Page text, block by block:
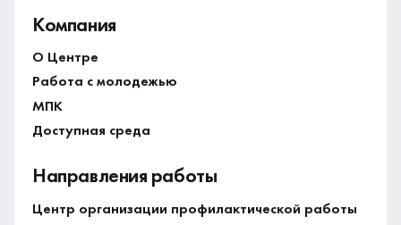
Компания
О Центре
Работа с молодежью
МПК
Доступная среда
Направления работы
Центр организации профилактической работы